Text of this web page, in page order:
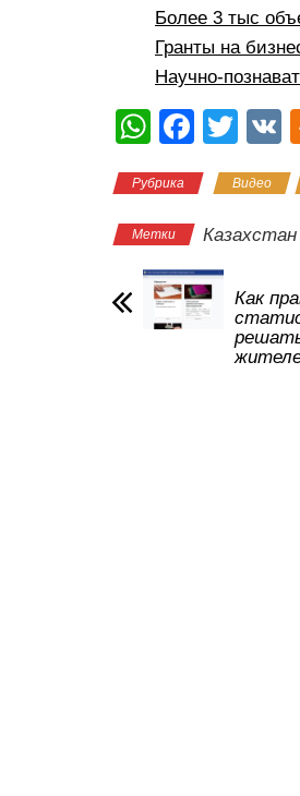
Более 3 тыс
Гранты на
Научно-
W
at
s
A
p
p
F
c
e
b
o
T
tt
er
Рубрика Видео
Метки Казахстан
Как